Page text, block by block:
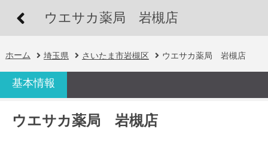
ウエサカ薬局 岩槻店
ホーム 埼玉県 さいたま市岩槻区 ウエサカ薬局 岩槻店
基本情報
ウエサカ薬局 岩槻店